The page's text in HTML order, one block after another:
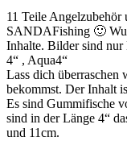
11 Teile
SANDAFishing 🙂
Inhalte. Bilder sind
4“ , Aqua4“
Lass dich überraschen
bekommst. Der Inhalt
Es sind Gummifische
sind in der Länge 4“
und 11cm.